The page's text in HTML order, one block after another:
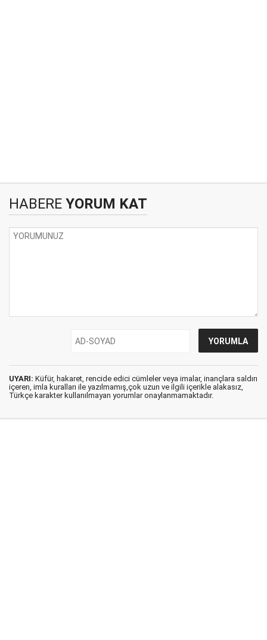
HABERE YORUM KAT
UYARI: Küfür, hakaret, rencide edici cümleler veya imalar, inançlara saldırı
içeren, imla kuralları ile yazılmamış,çok uzun ve ilgili içerikle alakasız,
Türkçe karakter kullanılmayan yorumlar onaylanmamaktadır.